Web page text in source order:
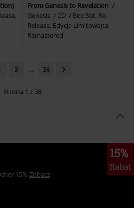
From Genesis to Revelation
Genesis
CD
Box Set, Re-
Release, Edycja Limitowana,
Remastered
3 ... 38
Strona 1 z 38
15%
Rabat
15% Zobacz